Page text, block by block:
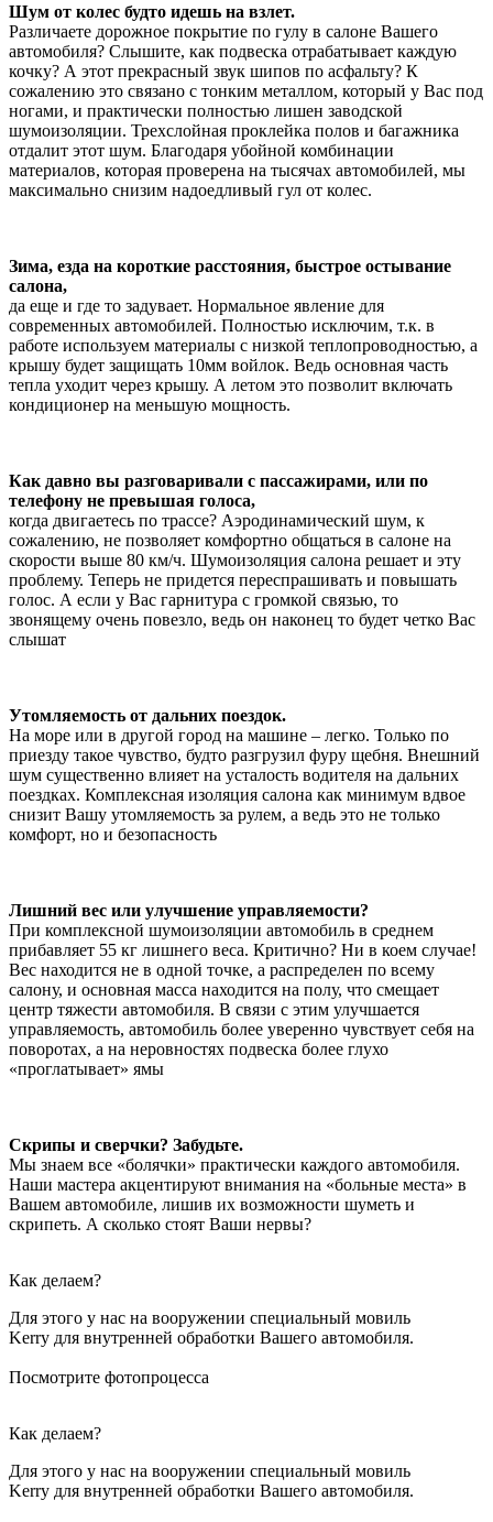
Шум от колес будто идешь на взлет.
Различаете дорожное покрытие по гулу в салоне Вашего
автомобиля? Слышите, как подвеска отрабатывает каждую
кочку? А этот прекрасный звук шипов по асфальту? К
сожалению это связано с тонким металлом, который у Вас под
ногами, и практически полностью лишен заводской
шумоизоляции. Трехслойная проклейка полов и багажника
отдалит этот шум. Благодаря убойной комбинации
материалов, которая проверена на тысячах автомобилей, мы
максимально снизим надоедливый гул от колес.
Зима, езда на короткие расстояния, быстрое остывание
салона,
да еще и где то задувает. Нормальное явление для
современных автомобилей. Полностью исключим, т.к. в
работе используем материалы с низкой теплопроводностью, а
крышу будет защищать 10мм войлок. Ведь основная часть
тепла уходит через крышу. А летом это позволит включать
кондиционер на меньшую мощность.
Как давно вы разговаривали с пассажирами, или по
телефону не превышая голоса,
когда двигаетесь по трассе? Аэродинамический шум, к
сожалению, не позволяет комфортно общаться в салоне на
скорости выше 80 км/ч. Шумоизоляция салона решает и эту
проблему. Теперь не придется переспрашивать и повышать
голос. А если у Вас гарнитура с громкой связью, то
звонящему очень повезло, ведь он наконец то будет четко Вас
слышат
Утомляемость от дальних поездок.
На море или в другой город на машине – легко. Только по
приезду такое чувство, будто разгрузил фуру щебня. Внешний
шум существенно влияет на усталость водителя на дальних
поездках. Комплексная изоляция салона как минимум вдвое
снизит Вашу утомляемость за рулем, а ведь это не только
комфорт, но и безопасность
Лишний вес или улучшение управляемости?
При комплексной шумоизоляции автомобиль в среднем
прибавляет 55 кг лишнего веса. Критично? Ни в коем случае!
Вес находится не в одной точке, а распределен по всему
салону, и основная масса находится на полу, что смещает
центр тяжести автомобиля. В связи с этим улучшается
управляемость, автомобиль более уверенно чувствует себя на
поворотах, а на неровностях подвеска более глухо
«проглатывает» ямы
Скрипы и сверчки? Забудьте.
Мы знаем все «болячки» практически каждого автомобиля.
Наши мастера акцентируют внимания на «больные места» в
Вашем автомобиле, лишив их возможности шуметь и
скрипеть. А сколько стоят Ваши нервы?
Как делаем?
Для этого у нас на вооружении специальный мовиль
Kerry для внутренней обработки Вашего автомобиля.
Посмотрите фотопроцесса
Как делаем?
Для этого у нас на вооружении специальный мовиль
Kerry для внутренней обработки Вашего автомобиля.